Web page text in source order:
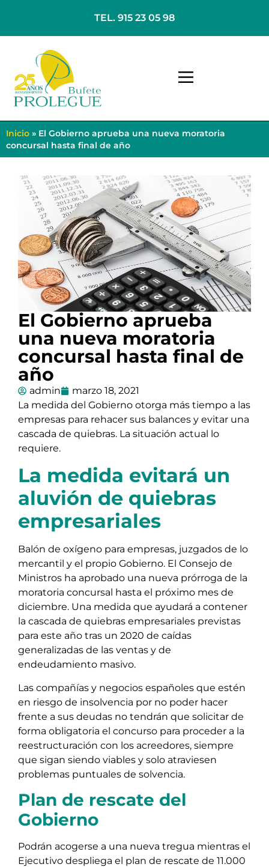
TEL. 915 23 05 98
Inicio » El Gobierno aprueba una nueva moratoria
concursal hasta final de año
El Gobierno aprueba
una nueva moratoria
concursal hasta final de
año
admin
marzo 18, 2021
La medida del Gobierno otorga más tiempo a las
empresas para rehacer sus balances y evitar una
cascada de quiebras. La situación actual lo
requiere.
La medida evitará un
aluvión de quiebras
empresariales
Balón de oxígeno para empresas, juzgados de lo
mercantil y el propio Gobierno. El Consejo de
Ministros ha aprobado una nueva prórroga de la
moratoria concursal hasta el próximo mes de
diciembre. Una medida que ayudará a contener
la cascada de quiebras empresariales previstas
para este año tras un 2020 de caídas
generalizadas de las ventas y de
endeudamiento masivo.
Las compañías y negocios españoles que estén
en riesgo de insolvencia por no poder hacer
frente a sus deudas no tendrán que solicitar de
forma obligatoria el concurso para proceder a la
reestructuración con los acreedores, siempre
que sigan siendo viables y solo atraviesen
problemas puntuales de solvencia.
Plan de rescate del
Gobierno
Podrán acogerse a una nueva tregua mientras el
Ejecutivo despliega el plan de rescate de 11.000